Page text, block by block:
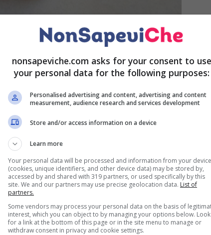
può diventare particolarmente complicate, così come
così come la pallavolo. Questo però non vuol
è sempre importante continuare a fare. Ci sono
con l’attività sportiva. Ecco
nonsapeviche.com asks for your consent to use
your personal data for the following purposes:
Personalised advertising and content, advertising and content
measurement, audience research and services development
Store and/or access information on a device
Learn more
Your personal data will be processed and information from your device
(cookies, unique identifiers, and other device data) may be stored by,
accessed by and shared with 319 partners, or used specifically by this
site. We and our partners may use precise geolocation data. List of
partners.
Some vendors may process your personal data on the basis of
interest, which you can object to by managing your options below. Look
for a link at the bottom of this page or in the site menu to manage or
withdraw consent in privacy and cookie settings.